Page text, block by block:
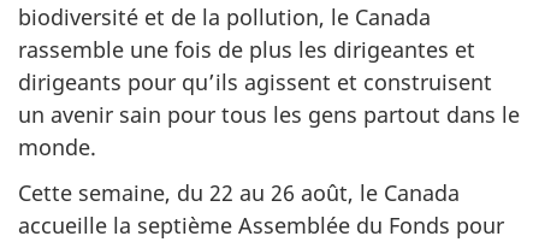
biodiversité et de la pollution, le Canada
rassemble une fois de plus les dirigeantes et
dirigeants pour qu’ils agissent et construisent
un avenir sain pour tous les gens partout dans le
monde.
Cette semaine, du 22 au 26 août, le Canada
accueille la septième Assemblée du Fonds pour